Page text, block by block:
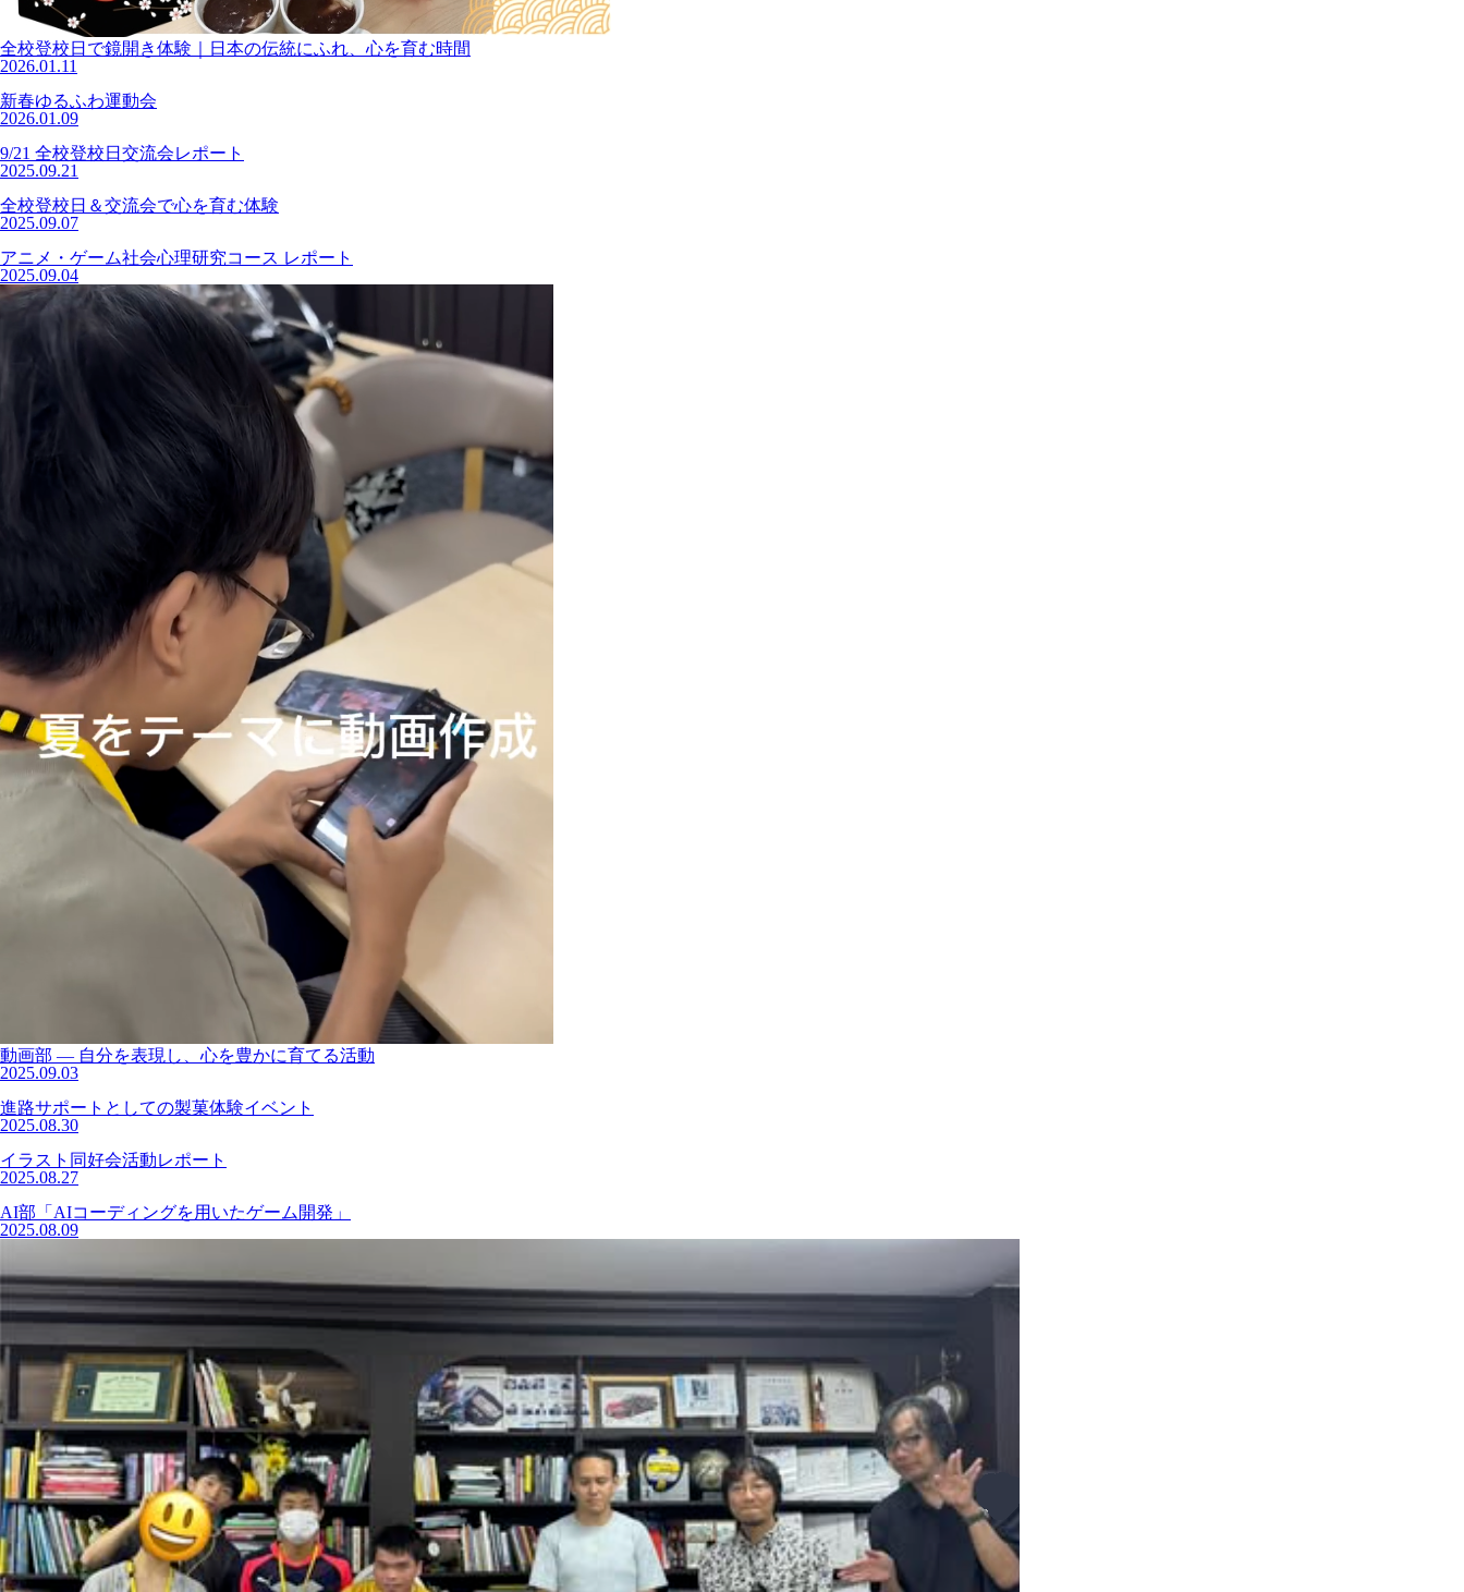
全校登校日で鏡開き体験｜日本の伝統にふれ、心を育む時間
2026.01.11
新春ゆるふわ運動会
2026.01.09
9/21 全校登校日交流会レポート
2025.09.21
全校登校日＆交流会で心を育む体験
2025.09.07
アニメ・ゲーム社会心理研究コース レポート
2025.09.04
動画部 ― 自分を表現し、心を豊かに育てる活動
2025.09.03
進路サポートとしての製菓体験イベント
2025.08.30
イラスト同好会活動レポート
2025.08.27
AI部「AIコーディングを用いたゲーム開発」
2025.08.09